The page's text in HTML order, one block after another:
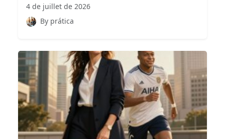
4 de juillet de 2026
By prática